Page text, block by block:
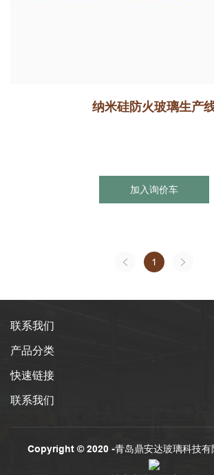
纳米硅防火玻璃生产
加入询价车
1
联系我们
产品分类
快速链接
联系我们
Copyright © 2020 -青岛鼎安达玻璃科技有